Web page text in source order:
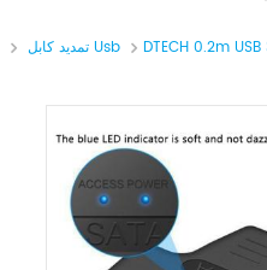
تمديد كابل Usb